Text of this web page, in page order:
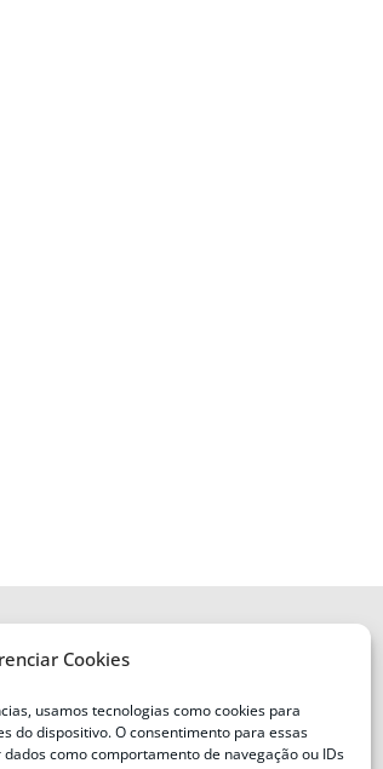
Cookies
usamos tecnologias como cookies para
do dispositivo. O consentimento para essas
como comportamento de navegação ou IDs
do Estado de Santa
nº 2320